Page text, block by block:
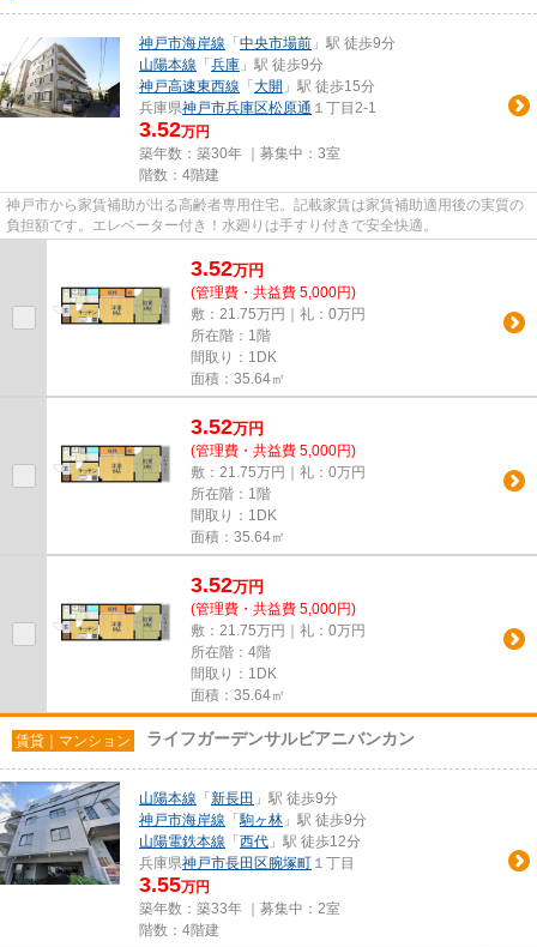
神戸市海岸線 「 中央市場前 」駅 徒歩9分
山陽本線 「 兵庫 」駅 徒歩9分
神戸高速東西線 「 大開 」駅 徒歩15分
兵庫県神戸市兵庫区松原通 １丁目2-1
3.52万円
築年数：築30年 ｜募集中： 3室
階数：4階建
神戸市から家賃補助が出る高齢者専用住宅。記載家賃は家賃補助適用後の実質の
負担額です。エレベーター付き！水廻りは手すり付きで安全快適。
3.52万円
(管理費・共益費 5,000円)
敷：21.75万円｜礼：0万円
所在階：1階
間取り：1DK
面積：35.64㎡
3.52万円
(管理費・共益費 5,000円)
敷：21.75万円｜礼：0万円
所在階：1階
間取り：1DK
面積：35.64㎡
3.52万円
(管理費・共益費 5,000円)
敷：21.75万円｜礼：0万円
所在階：4階
間取り：1DK
面積：35.64㎡
賃貸｜マンション ライフガーデンサルビアニバンカン
山陽本線 「 新長田 」駅 徒歩9分
神戸市海岸線 「駒ヶ林 」駅 徒歩9分
山陽電鉄本線 「 西代 」駅 徒歩12分
兵庫県神戸市長田区腕塚町 １丁目
3.55万円
築年数：築33年 ｜募集中： 2室
階数：4階建